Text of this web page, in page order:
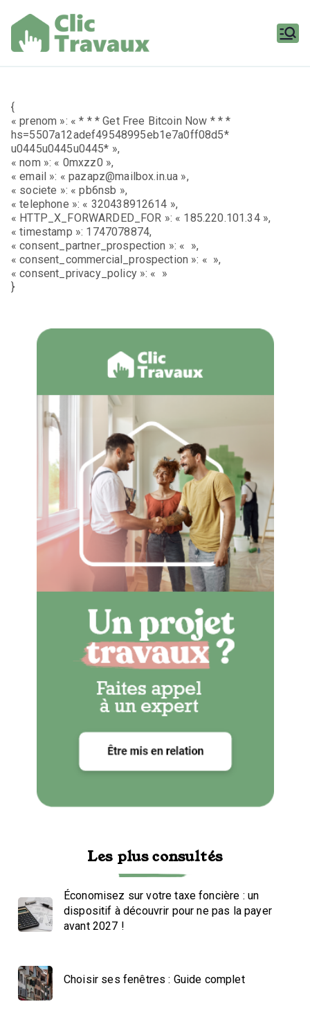
contenu
{
« prenom »: « * * * Get Free Bitcoin Now * * *
hs=5507a12adef49548995eb1e7a0ff08d5*
u0445u0445u0445* »,
« nom »: « 0mxzz0 »,
« email »: « pazapz@mailbox.in.ua »,
« societe »: « pb6nsb »,
« telephone »: « 320438912614 »,
« HTTP_X_FORWARDED_FOR »: « 185.220.101.34 »,
« timestamp »: 1747078874,
« consent_partner_prospection »: « »,
« consent_commercial_prospection »: « »,
« consent_privacy_policy »: « »
}
Les plus consultés
Économisez sur votre taxe foncière : un
dispositif à découvrir pour ne pas la payer
avant 2027 !
Choisir ses fenêtres : Guide complet